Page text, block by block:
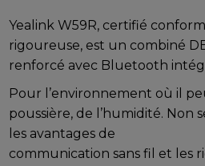
Yealink W59R, certifié
rigoureuse, est un combiné
renforcé avec Bluetooth
Pour l’environnement où il
poussière, de l’humidité. Non
les avantages de
communication sans fil et les